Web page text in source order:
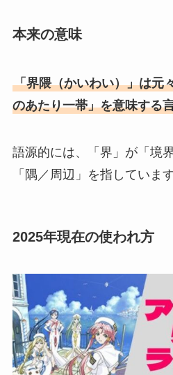
本来の意味
「界隈（かいわい）」は元
のあたり一帯」を意味する
語源的には、「界」が「境
「隅／周辺」を指しています
2025年現在の使われ方